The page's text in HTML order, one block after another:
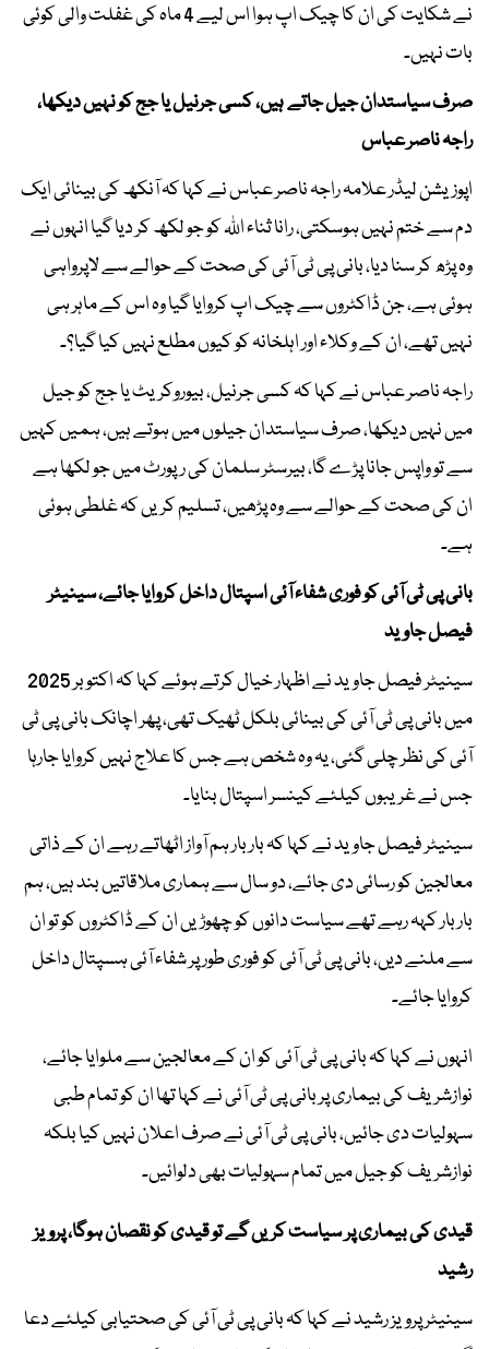
نے شکایت کی ان کا چیک اپ ہوا اس لیے 4 ماہ کی غفلت والی کوئی
بات نہیں۔
صرف سیاستدان جیل جاتے ہیں، کسی جرنیل یا جج کو نہیں دیکھا،
راجہ ناصر عباس
اپوزیشن لیڈر علامہ راجہ ناصر عباس نے کہا کہ آنکھ کی بینائی ایک
دم سے ختم نہیں ہوسکتی، رانا ثناء اللہ کو جو لکھ کر دیا گیا انہوں نے
وہ پڑھ کر سنا دیا، بانی پی ٹی آئی کی صحت کے حوالے سے لاپرواہی
ہوئی ہے، جن ڈاکٹروں سے چیک اپ کروایا گیا وہ اس کے ماہر ہی
نہیں تھے، ان کے وکلاء اور اہلخانہ کو کیوں مطلع نہیں کیا گیا؟۔
راجہ ناصر عباس نے کہا کہ کسی جرنیل، بیوروکریٹ یا جج کو جیل
میں نہیں دیکھا، صرف سیاستدان جیلوں میں ہوتے ہیں، ہمیں کہیں
سے تو واپس جانا پڑے گا، بیرسٹر سلمان کی رپورٹ میں جو لکھا ہے
ان کی صحت کے حوالے سے وہ پڑھیں، تسلیم کریں کہ غلطی ہوئی
ہے۔
بانی پی ٹی آئی کو فوری شفاء آئی اسپتال داخل کروایا جائے، سینیٹر
فیصل جاوید
سینیٹر فیصل جاوید نے اظہار خیال کرتے ہوئے کہا کہ اکتوبر 2025
میں بانی پی ٹی آئی کی بینائی بلکل ٹھیک تھی، پھر اچانک بانی پی ٹی
آئی کی نظر چلی گئی، یہ وہ شخص ہے جس کا علاج نہیں کروایا جارہا
جس نے غریبوں کیلئے کینسر اسپتال بنایا۔
سینیٹر فیصل جاوید نے کہا کہ بار بار ہم آواز اٹھاتے رہے ان کے ذاتی
معالجین کو رسائی دی جائے، دو سال سے ہماری ملاقاتیں بند ہیں، ہم
بار بار کہہ رہے تھے سیاست دانوں کو چھوڑیں ان کے ڈاکٹروں کو تو ان
سے ملنے دیں، بانی پی ٹی آئی کو فوری طور پر شفاء آئی ہسپتال داخل
کروایا جائے۔
انہوں نے کہا کہ بانی پی ٹی آئی کو ان کے معالجین سے ملوایا جائے،
نوازشریف کی بیماری پر بانی پی ٹی آئی نے کہا تھا ان کو تمام طبی
سہولیات دی جائیں، بانی پی ٹی آئی نے صرف اعلان نہیں کیا بلکہ
نوازشریف کو جیل میں تمام سہولیات بھی دلوائیں۔
قیدی کی بیماری پر سیاست کریں گے تو قیدی کو نقصان ہوگا، پرویز
رشید
سینیٹر پرویز رشید نے کہا کہ بانی پی ٹی آئی کی صحتیابی کیلئے دعا